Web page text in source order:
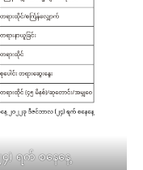
) ရက် စနေနေ့